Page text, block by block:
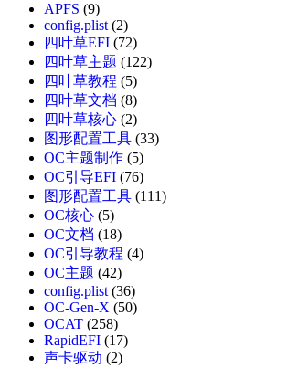
APFS (9)
config.plist(2)
四叶草EFI (72)
四叶草主题 (122)
四叶草教程 (5)
四叶草文档 (8)
四叶草核心 (2)
图形配置工具 (33)
OC主题制作 (5)
OC引导EFI (76)
图形配置工具 (111)
OC核心 (5)
OC文档 (18)
OC引导教程 (4)
OC主题 (42)
config.plist(36)
OC-Gen-X (50)
OCAT (258)
RapidEFI (17)
声卡驱动 (2)